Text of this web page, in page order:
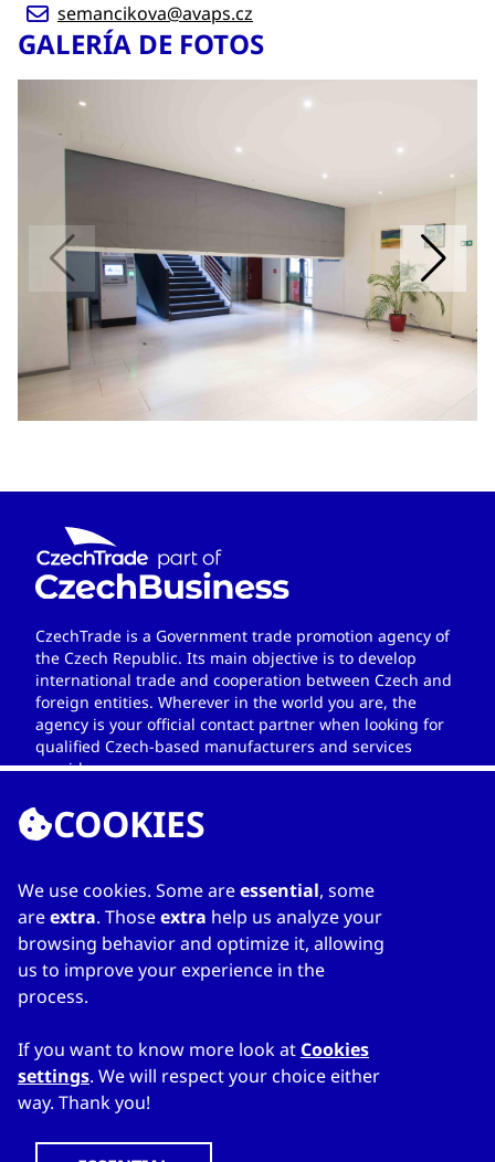
semancikova@avaps.cz
GALERÍA DE FOTOS
CzechTrade is a Government trade promotion agency of
the Czech Republic. Its main objective is to develop
international trade and cooperation between Czech and
foreign entities. Wherever in the world you are, the
agency is your official contact partner when looking for
qualified Czech-based manufacturers and services
providers.
ENLACES
Home
Sobre el directorio
Mi directorio
COOKIES
We use cookies. Some areessential, some
areextra. Thoseextra help us analyze your
browsing behavior and optimize it, allowing
us to improve your experience in the
process.
If you want to know more look at Cookies
settings. We will respect your choice either
way. Thank you!